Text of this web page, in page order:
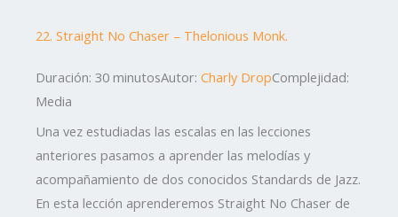
22. Straight No Chaser – Thelonious Monk.
Duración: 30 minutosAutor: Charly DropComplejidad:
Media
Una vez estudiadas las escalas en las lecciones
anteriores pasamos a aprender las melodías y
acompañamiento de dos conocidos Standards de Jazz.
En esta lección aprenderemos Straight No Chaser de